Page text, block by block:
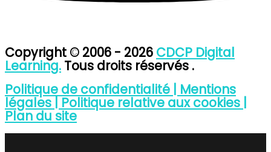
Copyright © 2006 - 2026 CDCP Digital
Learning. Tous droits réservés .
Politique de confidentialité | Mentions
légales | Politique relative aux cookies |
Plan du site